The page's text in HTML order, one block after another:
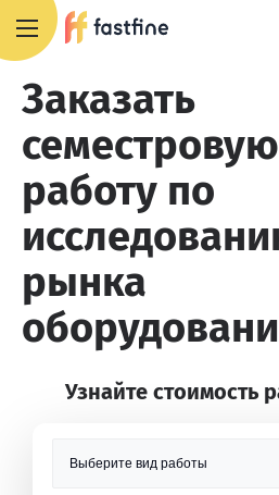
Заказать
семестровую
работу по
рынка
Узнайте стоимость